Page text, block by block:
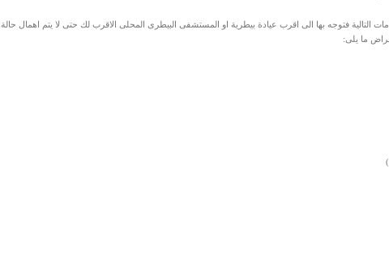
التالية فتوجه بها الى اقرب عيادة بيطرية او المستشفى البيطرى المحلى الاقرب لك حتى لا يتم اهمال حالة
ما يلى: